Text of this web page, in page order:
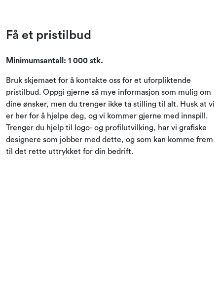
Få et pristilbud
Minimumsantall: 1 000 stk.
Bruk skjemaet for å kontakte oss for et uforpliktende
pristilbud. Oppgi gjerne så mye informasjon som mulig om
dine ønsker, men du trenger ikke ta stilling til alt. Husk at vi
er her for å hjelpe deg, og vi kommer gjerne med innspill.
Trenger du hjelp til logo- og profilutvilking, har vi grafiske
designere som jobber med dette, og som kan komme frem
til det rette uttrykket for din bedrift.